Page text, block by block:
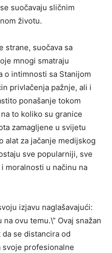
suočavaju sličnim
životu.
strane, suočava sa
mnogi smatraju
o intimnosti sa Stanijom
privlačenja pažnje, ali i
ponašanje tokom
to koliko su granice
zamagljene u svijetu
alat za jačanje medijskog
sve popularniji, sve
moralnosti u načinu na
izjavu naglašavajući:
ovu temu.\” Ovaj snažan
se distancira od
profesionalne